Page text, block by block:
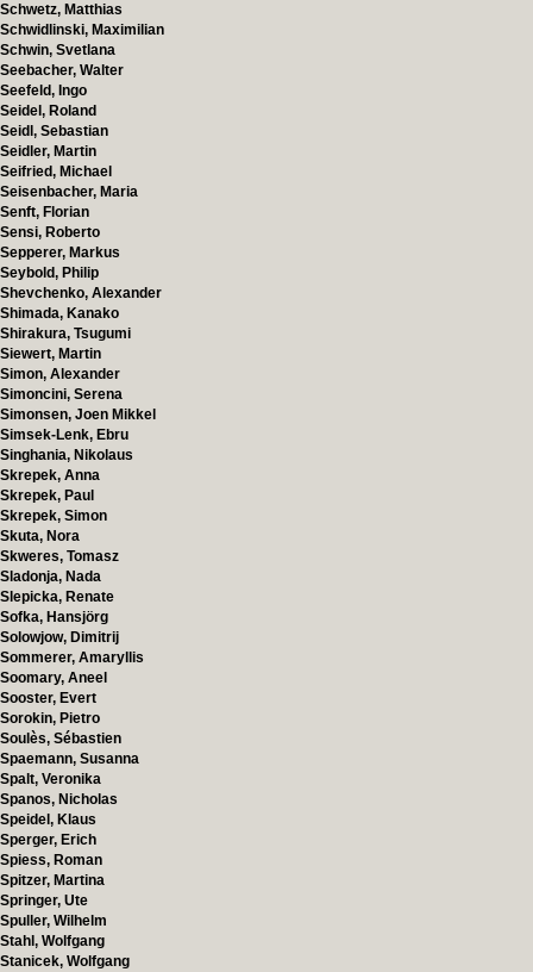
Schwetz, Matthias
Schwidlinski, Maximilian
Schwin, Svetlana
Seebacher, Walter
Seefeld, Ingo
Seidel, Roland
Seidl, Sebastian
Seidler, Martin
Seifried, Michael
Seisenbacher, Maria
Senft, Florian
Sensi, Roberto
Sepperer, Markus
Seybold, Philip
Shevchenko, Alexander
Shimada, Kanako
Shirakura, Tsugumi
Siewert, Martin
Simon, Alexander
Simoncini, Serena
Simonsen, Joen Mikkel
Simsek-Lenk, Ebru
Singhania, Nikolaus
Skrepek, Anna
Skrepek, Paul
Skrepek, Simon
Skuta, Nora
Skweres, Tomasz
Sladonja, Nada
Slepicka, Renate
Sofka, Hansjörg
Solowjow, Dimitrij
Sommerer, Amaryllis
Soomary, Aneel
Sooster, Evert
Sorokin, Pietro
Soulès, Sébastien
Spaemann, Susanna
Spalt, Veronika
Spanos, Nicholas
Speidel, Klaus
Sperger, Erich
Spiess, Roman
Spitzer, Martina
Springer, Ute
Spuller, Wilhelm
Stahl, Wolfgang
Stanicek, Wolfgang